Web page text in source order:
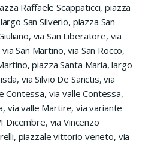
Raffaele Scappaticci, piazza
San Silverio, piazza San
via San Liberatore, via
San Martino, via San Rocco,
piazza Santa Maria, largo
via Silvio De Sanctis, via
Contessa, via valle Contessa,
via valle Martire, via variante
Dicembre, via Vincenzo
piazzale vittorio veneto, via